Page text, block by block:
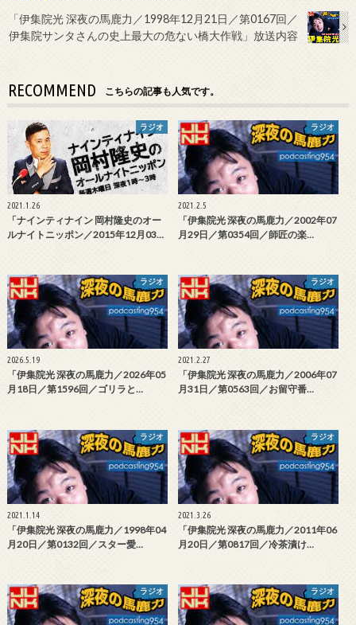
「伊集院光 深夜の馬鹿力／1998年12月21日／第0167回／
伊集院サンタさんの史上最大の危ない橋大作戦」放送内容
RECOMMEND こちらの記事も人気です。
ラジオ
2021.1.26
「ナインティナイン 岡村隆史のオー
ルナイトニッポン／2015年12月03…
ラジオ
2021.2.5
「伊集院光 深夜の馬鹿力／2002年07
月29日／第0354回／師匠の楽…
ラジオ
2026.5.19
「伊集院光 深夜の馬鹿力／2026年05
月18日／第1596回／ゴリラと…
ラジオ
2021.2.27
「伊集院光 深夜の馬鹿力／2006年07
月31日／第0563回／お留守番…
ラジオ
2021.1.14
「伊集院光 深夜の馬鹿力／1998年04
月20日／第0132回／スター愛…
ラジオ
2021.3.26
「伊集院光 深夜の馬鹿力／2011年06
月20日／第0817回／冷茶漬け…
ラジオ ラジオ